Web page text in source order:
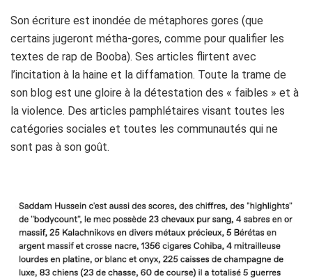
Son écriture est inondée de métaphores gores (que
certains jugeront métha-gores, comme pour qualifier les
textes de rap de Booba). Ses articles flirtent avec
l’incitation à la haine et la diffamation. Toute la trame de
son blog est une gloire à la détestation des « faibles » et à
la violence. Des articles pamphlétaires visant toutes les
catégories sociales et toutes les communautés qui ne
sont pas à son goût.